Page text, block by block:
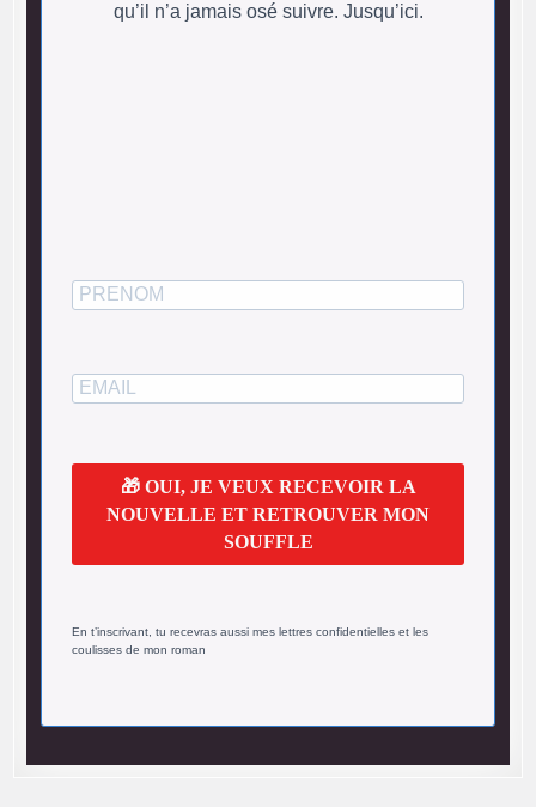
qu’il n’a jamais osé suivre. Jusqu’ici.
🎁 OUI, JE VEUX RECEVOIR LA
NOUVELLE ET RETROUVER MON
SOUFFLE
En t’inscrivant, tu recevras aussi mes lettres confidentielles et les
coulisses de mon roman